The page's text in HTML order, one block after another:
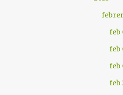
feb
feb
feb
feb